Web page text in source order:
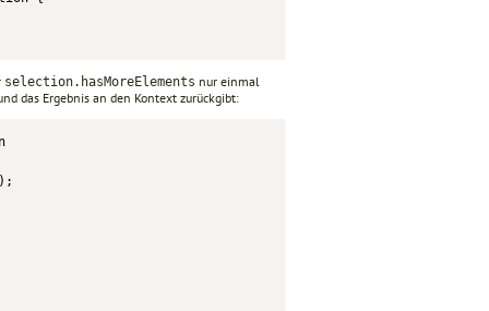
selection.hasMoreElements nur einmal
das Ergebnis an den Kontext zurückgibt: